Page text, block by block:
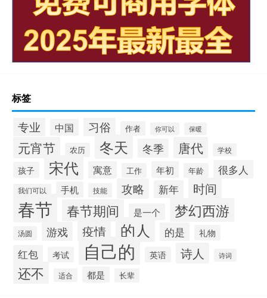
标签
专业 中国 习俗 作者 你可以 保暖
元宵节 农历 冬天 冬季 唐代 学校
孩子 宋代 寓意 工作 年初 年龄 很多人
我们可以 手机 技能 攻略 新年 时间
春节 春节期间 是一个 梦幻西游
汤圆 游戏 疫情 的人 的是 礼物
红包 考试 自己的 英语 诗人 诗词
还不 适合 都是 长辈